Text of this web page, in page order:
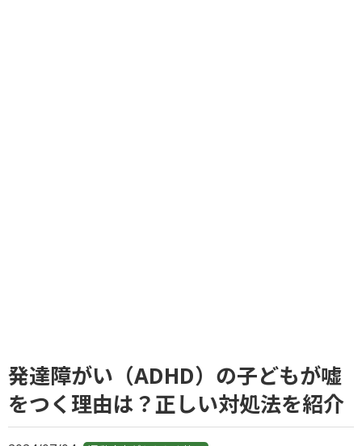
発達障がい（ADHD）の子どもが嘘
をつく理由は？正しい対処法を紹介